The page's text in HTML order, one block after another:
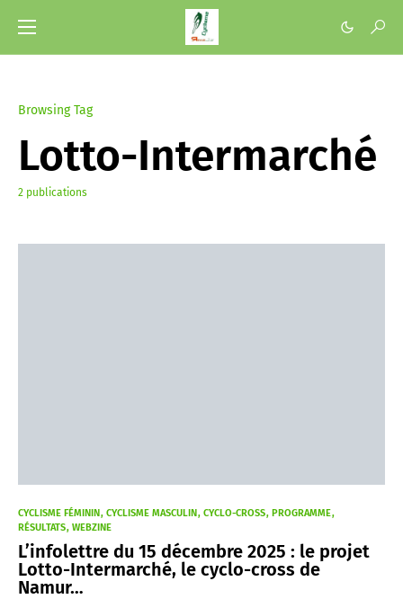
Browsing Tag
Lotto-Intermarché
2 publications
CYCLISME FÉMININ CYCLISME MASCULIN CYCLO-CROSS
PROGRAMME
RÉSULTATS WEBZINE
L’infolettre du 15 décembre 2025 : le projet
Lotto-Intermarché, le cyclo-cross de
Namur…